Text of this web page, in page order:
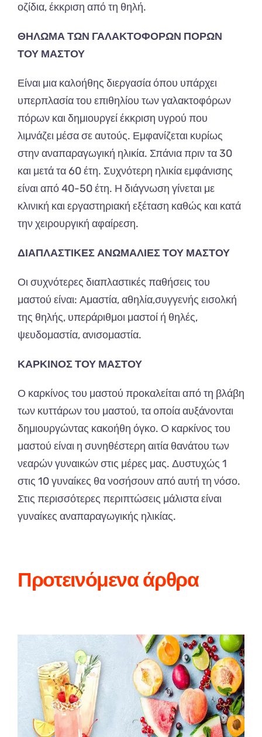
οζίδια, έκκριση από τη θηλή.
ΘΗΛΩΜΑ ΤΩΝ ΓΑΛΑΚΤΟΦΟΡΩΝ ΠΟΡΩΝ
ΤΟΥ ΜΑΣΤΟΥ
Είναι μια καλοήθης διεργασία όπου υπάρχει
υπερπλασία του επιθηλίου των γαλακτοφόρων
πόρων και δημιουργεί έκκριση υγρού που
λιμνάζει μέσα σε αυτούς. Εμφανίζεται κυρίως
στην αναπαραγωγική ηλικία. Σπάνια πριν τα 30
και μετά τα 60 έτη. Συχνότερη ηλικία εμφάνισης
είναι από 40-50 έτη. Η διάγνωση γίνεται με
κλινική και εργαστηριακή εξέταση καθώς και κατά
την χειρουργική αφαίρεση.
ΔΙΑΠΛΑΣΤΙΚΕΣ ΑΝΩΜΑΛΙΕΣ ΤΟΥ ΜΑΣΤΟΥ
Οι συχνότερες διαπλαστικές παθήσεις του
μαστού είναι: Αμαστία, αθηλία,συγγενής εισολκή
της θηλής, υπεράριθμοι μαστοί ή θηλές,
ψευδομαστία, ανισομαστία.
ΚΑΡΚΙΝΟΣ ΤΟΥ ΜΑΣΤΟΥ
Ο καρκίνος του μαστού προκαλείται από τη βλάβη
των κυττάρων του μαστού, τα οποία αυξάνονται
δημιουργώντας κακοήθη όγκο. Ο καρκίνος του
μαστού είναι η συνηθέστερη αιτία θανάτου των
νεαρών γυναικών στις μέρες μας. Δυστυχώς 1
στις 10 γυναίκες θα νοσήσουν από αυτή τη νόσο.
Στις περισσότερες περιπτώσεις μάλιστα είναι
γυναίκες αναπαραγωγικής ηλικίας.
Προτεινόμενα άρθρα